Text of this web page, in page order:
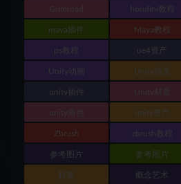
Gumroad houdini教程
maya插件 Maya教程
ps教程 ue4资产
Unity动画 Unity场景
unity插件 Unity材质
unity角色 unity资产
Zbrush zbrush教程
参考图片 参考照片
材质 概念艺术